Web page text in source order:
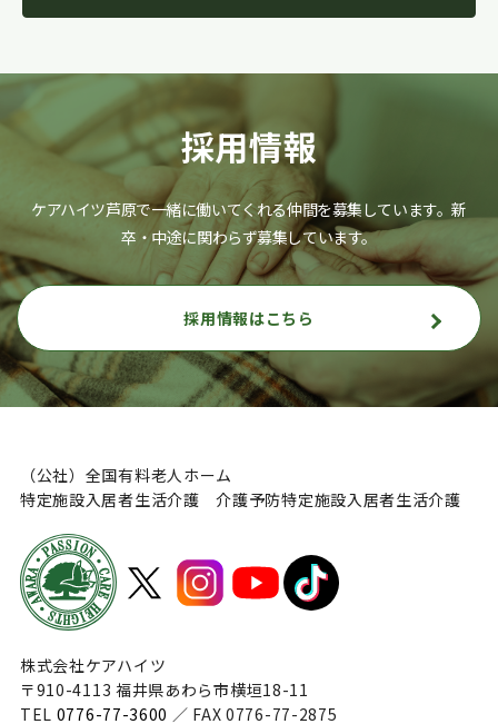
採用情報
ケアハイツ芦原で一緒に働いてくれる仲間を募集しています。新
卒・中途に関わらず募集しています。
採用情報はこちら
（公社）全国有料老人ホーム
特定施設入居者生活介護 介護予防特定施設入居者生活介護
株式会社ケアハイツ
〒910-4113 福井県あわら市横垣18-11
TEL 0776-77-3600 ／ FAX 0776-77-2875